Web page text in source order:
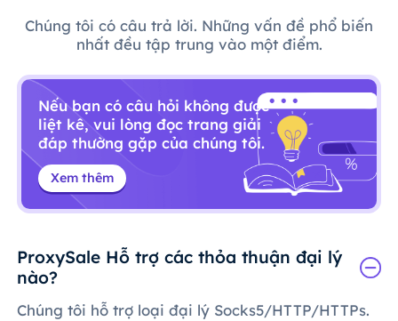
Chúng tôi có câu trả lời. Những vấn đề phổ biến
nhất đều tập trung vào một điểm.
Nếu bạn có câu hỏi không được
liệt kê, vui lòng đọc trang giải
đáp thường gặp của chúng tôi.
Xem thêm
ProxySale Hỗ trợ các thỏa thuận đại lý
nào?
Chúng tôi hỗ trợ loại đại lý Socks5/HTTP/HTTPs.